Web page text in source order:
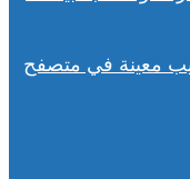
معينة في متصفح